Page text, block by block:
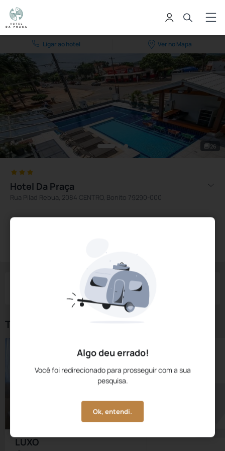
Algo deu errado!
Você foi redirecionado para prosseguir com a sua
pesquisa.
Ok, entendi.
Ligar ao hotel Ver no Mapa
26
Hotel Da Praça
Rua Pilad Rebua, 2084 CENTRO, Bonito 79290-000
Check-out
09 Ago
Noites
1
Quartos
1
Hóspedes
Tipos de Quarto
LUXO